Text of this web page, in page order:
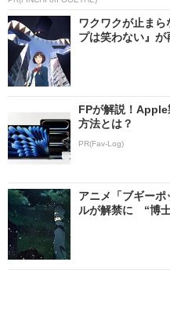
ワクワクが止ま
プは笑わない』
FPが解説！Apple
方法とは？
PR(Fav-Log)
アニメ「ブギー
ルが解禁に “博